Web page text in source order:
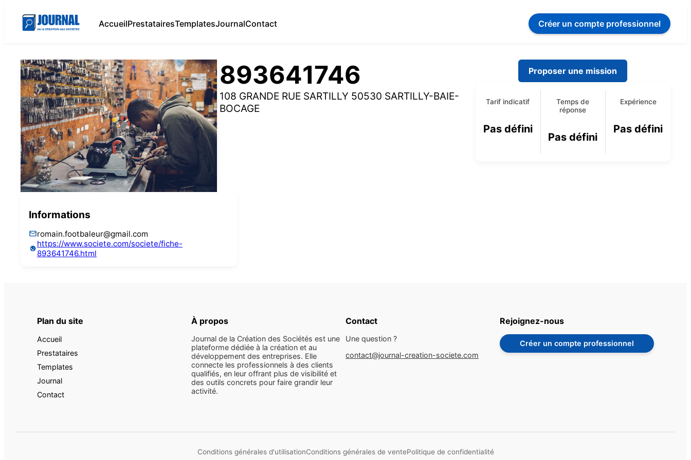
AccueilPrestatairesTemplatesJournalContact Créer un compte professionnel
893641746
108 GRANDE RUE SARTILLY 50530 SARTILLY-BAIE-
BOCAGE
Proposer une mission
Tarif indicatif
Pas défini
Temps de
réponse
Pas défini
Expérience
Pas défini
Informations
romain.footbaleur@gmail.com
https://www.societe.com/societe/fiche-
893641746.html
Plan du site
Accueil
Prestataires
Templates
Journal
Contact
À propos
Journal de la Création des Sociétés est une
plateforme dédiée à la création et au
développement des entreprises. Elle
connecte les professionnels à des clients
qualifiés, en leur offrant plus de visibilité et
des outils concrets pour faire grandir leur
activité.
Contact
Une question ?
contact@journal-creation-societe.com
Rejoignez-nous
Créer un compte professionnel
Conditions générales d'utilisationConditions générales de ventePolitique de confidentialité